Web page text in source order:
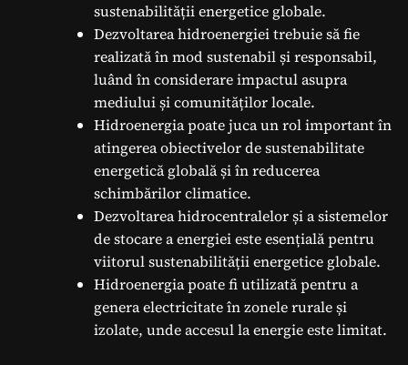
sustenabilității energetice globale.
Dezvoltarea hidroenergiei trebuie să fie
realizată în mod sustenabil și responsabil,
luând în considerare impactul asupra
mediului și comunităților locale.
Hidroenergia poate juca un rol important în
atingerea obiectivelor de sustenabilitate
energetică globală și în reducerea
schimbărilor climatice.
Dezvoltarea hidrocentralelor și a sistemelor
de stocare a energiei este esențială pentru
viitorul sustenabilității energetice globale.
Hidroenergia poate fi utilizată pentru a
genera electricitate în zonele rurale și
izolate, unde accesul la energie este limitat.